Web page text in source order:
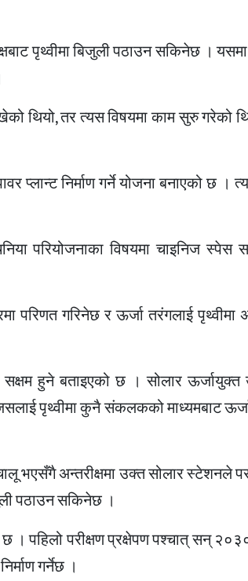
पृथ्वीमा बिजुली पठाउन सकिनेछ । यसमा
थियो, तर त्यस विषयमा काम सुरु गरेको
प्लान्ट निर्माण गर्ने योजना बनाएको छ ।
परियोजनाका विषयमा चाइनिज स्पेस
परिणत गरिनेछ र ऊर्जा तरंगलाई
सक्षम हुने बताइएको छ । सोलार
जसलाई पृथ्वीमा कुनै संकलकको माध्यमबाट
भएसँगै अन्तरीक्षमा उक्त सोलार स्टेशनले
पठाउन सकिनेछ ।
। पहिलो परीक्षण प्रक्षेपण पश्चात् सन्
गर्नेछ ।